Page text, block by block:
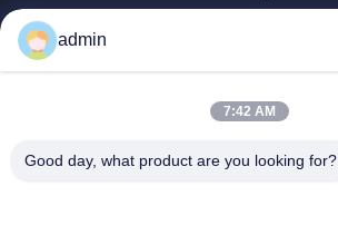
A Propos De Nous
Contrôle De La Qualité
admin
7:42 AM
Good day, what product are you looking for?